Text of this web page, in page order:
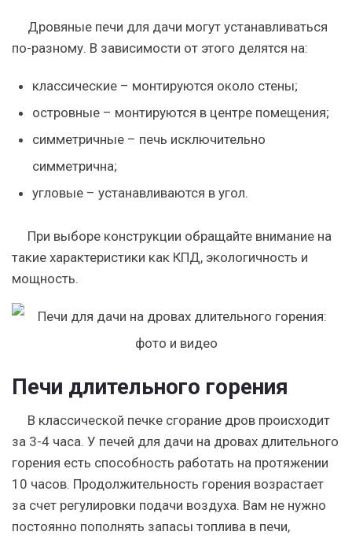
Дровяные печи для дачи могут устанавливаться
по-разному. В зависимости от этого делятся на:
классические – монтируются около стены;
островные – монтируются в центре помещения;
симметричные – печь исключительно
симметрична;
угловые – устанавливаются в угол.
При выборе конструкции обращайте внимание на
такие характеристики как КПД, экологичность и
мощность.
Печи длительного горения
В классической печке сгорание дров происходит
за 3-4 часа. У печей для дачи на дровах длительного
горения есть способность работать на протяжении
10 часов. Продолжительность горения возрастает
за счет регулировки подачи воздуха. Вам не нужно
постоянно пополнять запасы топлива в печи,